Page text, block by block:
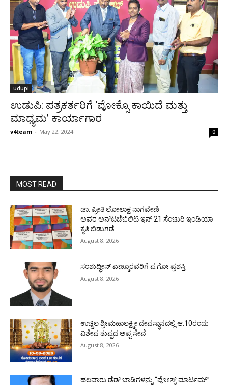
udupi
ಉಡುಪಿ: ಪತ್ರಕರ್ತರಿಗೆ ‘ಪೋಕ್ಸೊ ಕಾಯಿದೆ ಮತ್ತು
ಮಾಧ್ಯಮ’ ಕಾರ್ಯಾಗಾರ
v4team - May 22, 2024 0
MOST READ
ಡಾ. ಪ್ರೀತಿ ಲೋಲಾಕ್ಷ ನಾಗವೇಣಿ
ಅವರ ಅನ್‌ಟಚೆಬಿಲಿಟಿ ಇನ್ 21 ಸೆಂಚುರಿ ಇಂಡಿಯಾ
ಕೃತಿ ಬಿಡುಗಡೆ
August 8, 2026
ಸಂಶುದ್ಧೀನ್ ಎಣ್ಮೂರವರಿಗೆ ಪ.ಗೋ ಪ್ರಶಸ್ತಿ
August 8, 2026
ಉಚ್ಚಿಲ ಶ್ರೀಮಹಾಲಕ್ಷ್ಮೀ ದೇವಸ್ಥಾನದಲ್ಲಿ ಆ.10ರಂದು
ವಿಶೇಷ ತುಪ್ಪದ ಅಪ್ಪ ಸೇವೆ
August 8, 2026
ಹಲವಾರು ಡೆಡ್ ಬಾಡಿಗಳನ್ನು “ಪೋಸ್ಟ್ ಮಾರ್ಟಮ್”